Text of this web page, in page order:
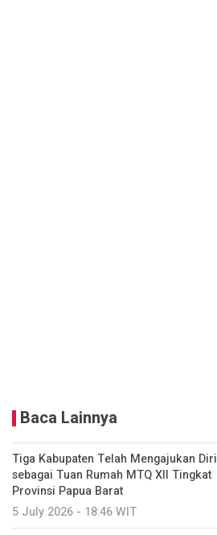
Baca Lainnya
Tiga Kabupaten Telah Mengajukan Diri
sebagai Tuan Rumah MTQ XII Tingkat
Provinsi Papua Barat
5 July 2026 - 18:46 WIT